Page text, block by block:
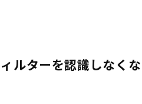
ルターを認識しなく